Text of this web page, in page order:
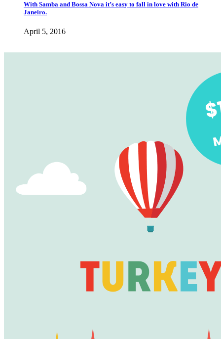
With Samba and Bossa Nova it’s easy to fall in love with Rio de
Janeiro.
April 5, 2016